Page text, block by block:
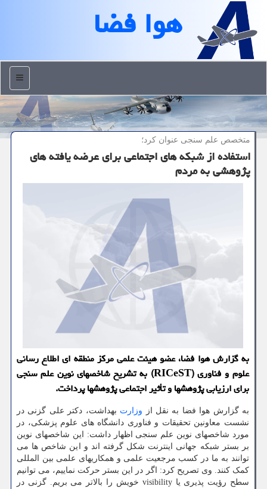
هوا فضا
منو
متخصص علم سنجی عنوان كرد؛
استفاده از شبکه های اجتماعی برای عرضه یافته های
پژوهشی به مردم
به گزارش هوا فضا، عضو هیئت علمی مرکز منطقه ای اطلاع رسانی
علوم و فناوری (RICeST) به تشریح شاخصهای نوین علم سنجی
برای ارزیابی پژوهشها و تأثیر اجتماعی پژوهشها پرداخت.
به گزارش هوا فضا به نقل از وزارت بهداشت، دکتر علی گزنی در
نشست معاونین تحقیقات و فناوری دانشگاه های علوم پزشکی، در
مورد شاخصهای نوین علم سنجی اظهار داشت: این شاخصهای نوین
بر بستر شبکه جهانی اینترنت شکل گرفته اند و این شاخص ها می
توانند به ما در کسب مرجعیت علمی و همکاریهای علمی بین المللی
کمک کنند. وی تصریح کرد: اگر در این بستر حرکت نماییم، می توانیم
سطح رؤیت پذیری یا visibility خویش را بالاتر می بریم. گزنی در